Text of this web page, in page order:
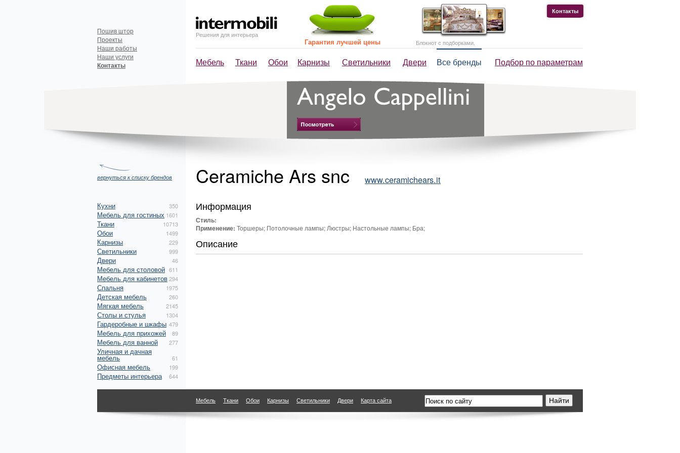
Решения для интерьера
Мебель Ткани Обои Карнизы Светильники Двери Все бренды Подбор по параметрам
Пошив штор
Проекты
Наши работы
Наши услуги
Контакты
Контакты
Гарантия лучшей цены Блокнот с подборками.
вернуться к списку брендов
Кухни 350
Мебель для гостиных 1601
Ткани 10713
Обои 1499
Карнизы 229
Светильники 999
Двери 46
Мебель для столовой 611
Мебель для кабинетов294
Спальня 1975
Детская мебель 260
Мягкая мебель 2145
Столы и стулья 1304
Гардеробные и шкафы 479
Мебель для прихожей 89
Мебель для ванной 277
Уличная и дачная
мебель 61
Офисная мебель 199
Предметы интерьера 644
Ceramiche Ars snc www.ceramichears.it
Информация
Стиль:
Применение: Торшеры; Потолочные лампы; Люстры; Настольные лампы; Бра;
Описание
Мебель Ткани Обои Карнизы Светильники Двери Карта сайта